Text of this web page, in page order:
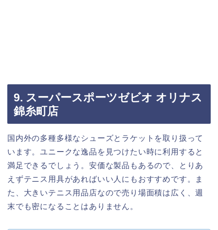
9. スーパースポーツゼビオ オリナス
錦糸町店
国内外の多種多様なシューズとラケットを取り扱って
います。ユニークな逸品を見つけたい時に利用すると
満足できるでしょう。安価な製品もあるので、とりあ
えずテニス用具があればいい人にもおすすめです。ま
た、大きいテニス用品店なので売り場面積は広く、週
末でも密になることはありません。